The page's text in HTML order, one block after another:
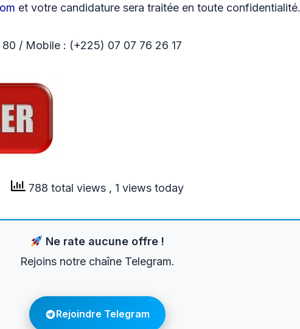
et votre candidature sera traitée en toute confidentialité.
/ Mobile : (+225) 07 07 76 26 17
788 total views , 1 views today
Ne rate aucune offre !
Rejoins notre chaîne Telegram.
Rejoindre Telegram